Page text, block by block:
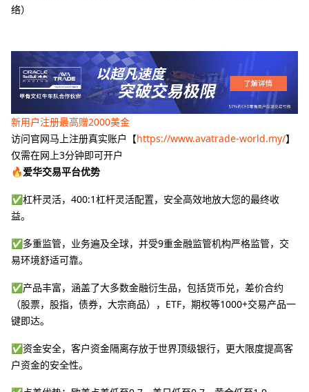
络）
新用户注册最高赠2000美金
访问官网马上注册真实账户【https://www.avatrade-world.my/】
仅需在网上3分钟即可开户
🔥爱华交易平台优势
✅杠杆灵活，400:1杠杆灵活配置，安全高效地放大您的最终收
益。
✅多重监管，业务遍及全球，并受9重金融监管机构严格监管，交
易环境舒适可靠。
✅产品丰富，涵盖了大多数金融衍生品，包括货币兑，差价合约
（股票，股指，债券，大宗商品），ETF，期权等1000+交易产品一
键即达。
✅资金安全，客户资金隔离存放于世界顶级银行，更大限度提高客
户资金的安全性。